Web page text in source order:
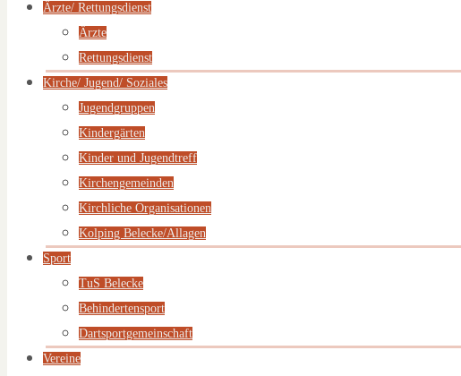
Ärzte/ Rettungsdienst
Ärzte
Rettungsdienst
Kirche/ Jugend/ Soziales
Jugendgruppen
Kindergärten
Kinder und Jugendtreff
Kirchengemeinden
Kirchliche Organisationen
Kolping Belecke/Allagen
Sport
TuS Belecke
Behindertensport
Dartsportgemeinschaft
Vereine